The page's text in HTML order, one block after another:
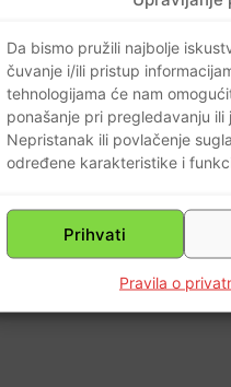
Da bismo pružili najbolje
čuvanje i/ili pristup
tehnologijama će nam
ponašanje pri pregledavanju
Nepristanak ili povlačenje
određene karakteristike i
Prihvati
Pravila o